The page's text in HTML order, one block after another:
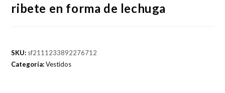
ribete en forma de lechuga
SKU: sf2111233892276712
Categoría:Vestidos